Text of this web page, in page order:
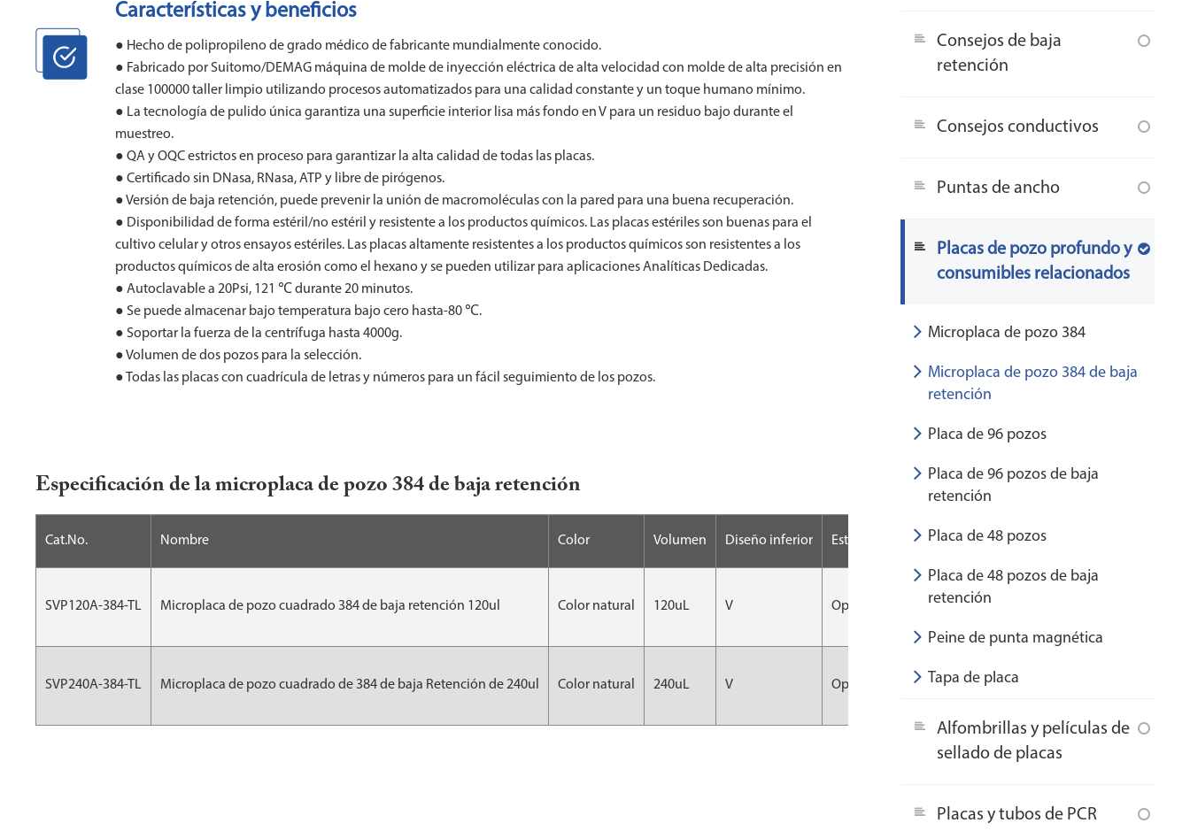
Características y beneficios
● Hecho de polipropileno de grado médico de fabricante mundialmente conocido.
● Fabricado por Suitomo/DEMAG máquina de molde de inyección eléctrica de alta velocidad con molde de alta precisión en
clase 100000 taller limpio utilizando procesos automatizados para una calidad constante y un toque humano mínimo.
● La tecnología de pulido única garantiza una superficie interior lisa más fondo en V para un residuo bajo durante el
muestreo.
● QA y OQC estrictos en proceso para garantizar la alta calidad de todas las placas.
● Certificado sin DNasa, RNasa, ATP y libre de pirógenos.
● Versión de baja retención, puede prevenir la unión de macromoléculas con la pared para una buena recuperación.
● Disponibilidad de forma estéril/no estéril y resistente a los productos químicos. Las placas estériles son buenas para el
cultivo celular y otros ensayos estériles. Las placas altamente resistentes a los productos químicos son resistentes a los
productos químicos de alta erosión como el hexano y se pueden utilizar para aplicaciones Analíticas Dedicadas.
● Autoclavable a 20Psi, 121 ℃ durante 20 minutos.
● Se puede almacenar bajo temperatura bajo cero hasta-80 ℃.
● Soportar la fuerza de la centrífuga hasta 4000g.
● Volumen de dos pozos para la selección.
● Todas las placas con cuadrícula de letras y números para un fácil seguimiento de los pozos.
Especificación de la microplaca de pozo 384 de baja retención
Cat.No. Nombre Color Volumen Diseño inferior Estéril Embalaje CS
SVP120A-384-TL Microplaca de pozo cuadrado 384 de baja retención 120ul Color natural 120uL V Opcional 10 piezas/bolsa
SVP240A-384-TL Microplaca de pozo cuadrado de 384 de baja Retención de 240ul Color natural 240uL V Opcional 10 piezas/bolsa 100 piezas/CS
Consejos de baja
retención
Consejos conductivos
Puntas de ancho
Placas de pozo profundo y
consumibles relacionados
Microplaca de pozo 384
Microplaca de pozo 384 de baja
retención
Placa de 96 pozos
Placa de 96 pozos de baja
retención
Placa de 48 pozos
Placa de 48 pozos de baja
retención
Peine de punta magnética
Tapa de placa
Alfombrillas y películas de
sellado de placas
Placas y tubos de PCR